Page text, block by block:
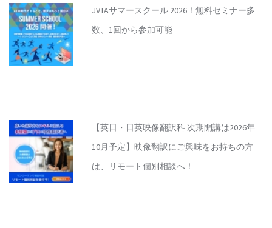
JVTAサマースクール 2026！無料セミナー多
数、1回から参加可能
【英日・日英映像翻訳科 次期開講は2026年
10月予定】映像翻訳にご興味をお持ちの方
は、リモート個別相談へ！